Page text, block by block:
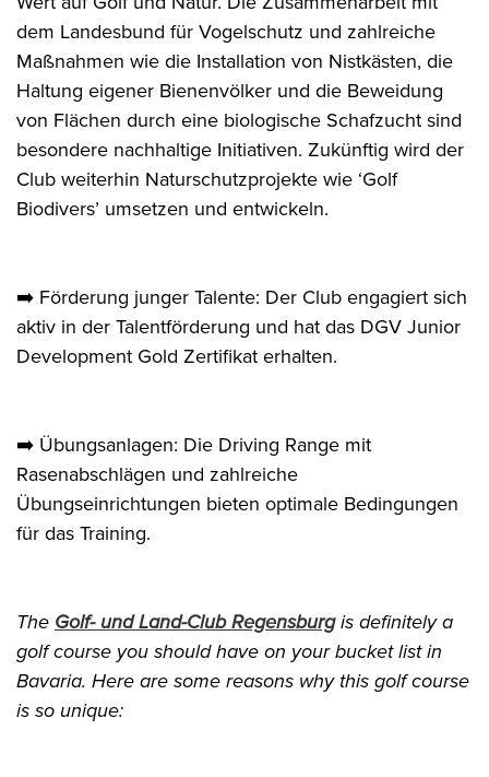
dem Landesbund für Vogelschutz und zahlreiche
Maßnahmen wie die Installation von Nistkästen, die
Haltung eigener Bienenvölker und die Beweidung
von Flächen durch eine biologische Schafzucht sind
besondere nachhaltige Initiativen. Zukünftig wird der
Club weiterhin Naturschutzprojekte wie ‘Golf
Biodivers’ umsetzen und entwickeln.
➡️ Förderung junger Talente: Der Club engagiert sich
aktiv in der Talentförderung und hat das DGV Junior
Development Gold Zertifikat erhalten.
➡️ Übungsanlagen: Die Driving Range mit
Rasenabschlägen und zahlreiche
Übungseinrichtungen bieten optimale Bedingungen
für das Training.
The Golf- und Land-Club Regensburgis definitely a
golf course you should have on your bucket list in
Bavaria. Here are some reasons why this golf course
is so unique: